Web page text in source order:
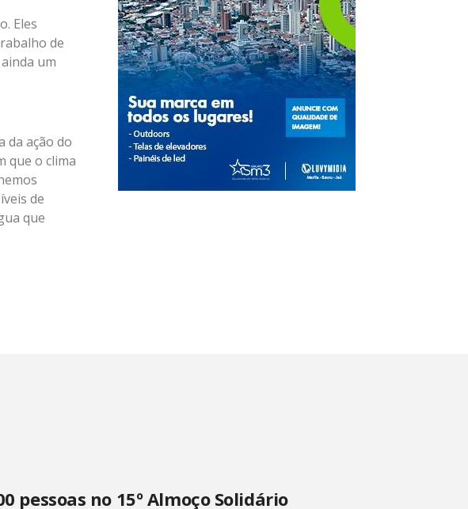
Eles
de
um
da ação do
que o clima
de
que
pessoas no 15º Almoço Solidário